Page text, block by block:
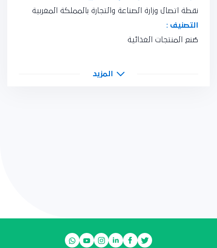
نقطة اتصال وزارة الصناعة والتجارة بالمملكة المغربية
التصنيف :
صُنع المنتجات الغذائية
المزيد